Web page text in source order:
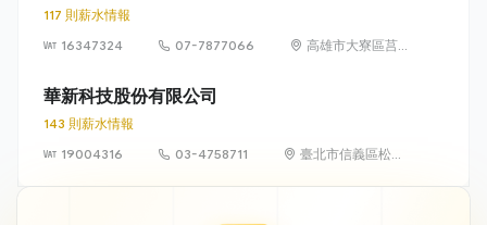
117 則薪水情報
16347324
07-7877066
高雄市大寮區莒
華新科技股份有限公司
143 則薪水情報
19004316
03-4758711
臺北市信義區松智